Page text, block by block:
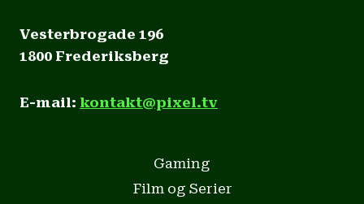
Vesterbrogade 196
1800 Frederiksberg
E-mail: kontakt@pixel.tv
Gaming
Film og Serier